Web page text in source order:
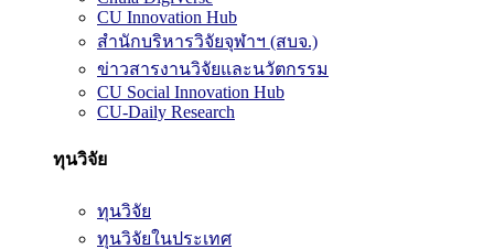
CU Innovation Hub
สำนักบริหารวิจัยจุฬาฯ (สบจ.)
ข่าวสารงานวิจัยและนวัตกรรม
CU Social Innovation Hub
CU-Daily Research
ทุนวิจัย
ทุนวิจัย
ทุนวิจัยในประเทศ